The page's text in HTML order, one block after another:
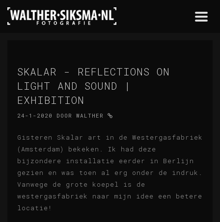
SKALAR - REFLECTIONS ON
LIGHT AND SOUND |
EXHIBITION
24-1-2020 DOOR WALTHER
Gisteren Skalar art in de Westergasfabriek
(Amsterdam) bekeken. Ik had deze
bijzondere installatie eerder in Berlijn
gezien en was toen al erg onder de indruk.
Vanwege de grote koepel is de
westergasfabriek naar mijn idee een betere
locatie!